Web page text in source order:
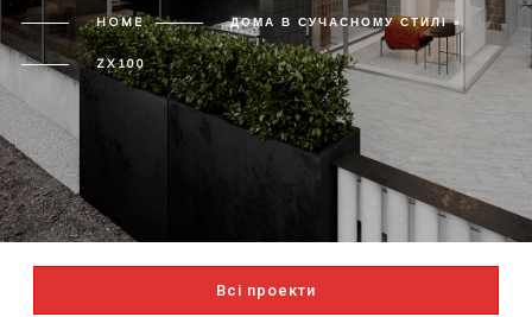
HOME ДОМА В СУЧАСНОМУ СТИЛІ »
ZX100
Всі проекти